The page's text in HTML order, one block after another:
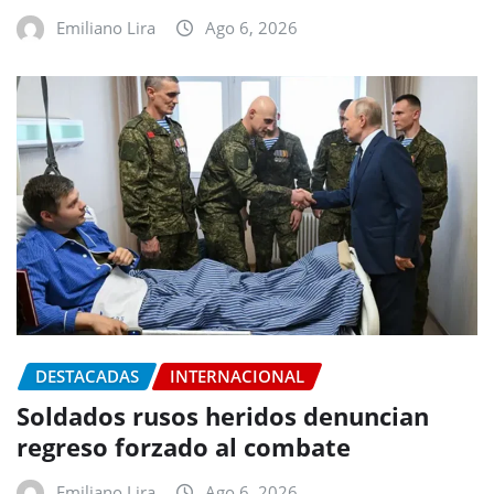
Emiliano Lira Ago 6, 2026
DESTACADAS INTERNACIONAL
Soldados rusos heridos denuncian
regreso forzado al combate